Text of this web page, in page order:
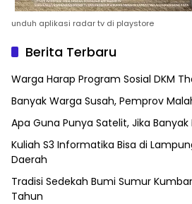
unduh aplikasi radar tv di playstore
Berita Terbaru
Warga Harap Program Sosial DKM
Banyak Warga Susah, Pemprov
Apa Guna Punya Satelit, Jika Banyak
Kuliah S3 Informatika Bisa di
Daerah
Tradisi Sedekah Bumi Sumur
Tahun